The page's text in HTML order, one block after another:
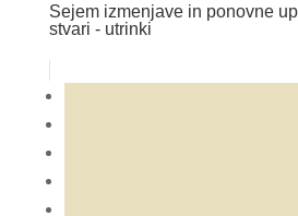
Sejem izmenjave in ponovne
stvari - utrinki